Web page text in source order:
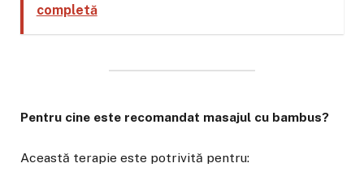
completă
Pentru cine este recomandat masajul cu bambus?
Această terapie este potrivită pentru: